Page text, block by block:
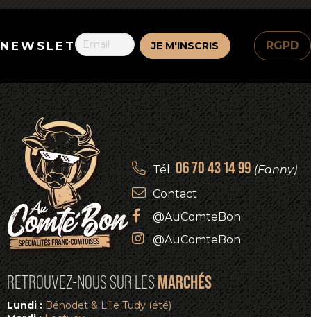
NEWSLETTER RGPD
Tél. 06 70 43 14 99 (Fanny)
Contact
@AuComteBon
@AuComteBon
RETROUVEZ-NOUS SUR LESMARCHÉS
Lundi :Bénodet & L'île Tudy (été)